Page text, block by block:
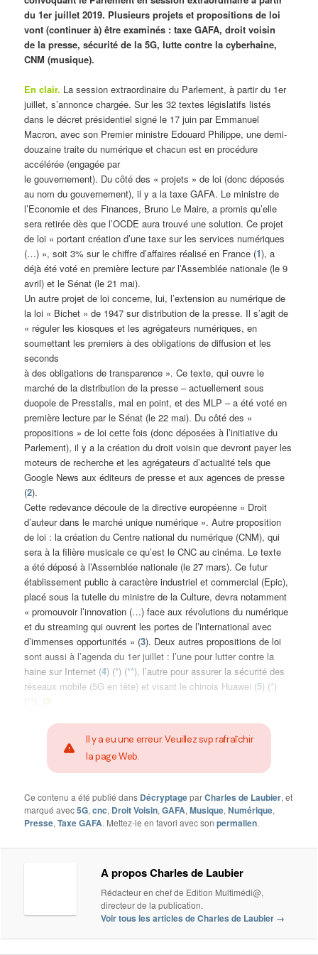
du 1er juillet 2019. Plusieurs projets et propositions de loi
vont (continuer à) être examinés : taxe GAFA, droit voisin
de la presse, sécurité de la 5G, lutte contre la cyberhaine,
CNM (musique).
En clair. La session extraordinaire du Parlement, à partir du 1er
juillet, s’annonce chargée. Sur les 32 textes législatifs listés
dans le décret présidentiel signé le 17 juin par Emmanuel
Macron, avec son Premier ministre Edouard Philippe, une demi-
douzaine traite du numérique et chacun est en procédure
accélérée (engagée par
le gouvernement). Du côté des « projets » de loi (donc déposés
au nom du gouvernement), il y a la taxe GAFA. Le ministre de
l’Economie et des Finances, Bruno Le Maire, a promis qu’elle
sera retirée dès que l’OCDE aura trouvé une solution. Ce projet
de loi « portant création d’une taxe sur les services numériques
(…) », soit 3% sur le chiffre d’affaires réalisé en France (1), a
déjà été voté en première lecture par l’Assemblée nationale (le 9
avril) et le Sénat (le 21 mai).
Un autre projet de loi concerne, lui, l’extension au numérique de
la loi « Bichet » de 1947 sur distribution de la presse. Il s’agit de
« réguler les kiosques et les agrégateurs numériques, en
soumettant les premiers à des obligations de diffusion et les
seconds
à des obligations de transparence ». Ce texte, qui ouvre le
marché de la distribution de la presse – actuellement sous
duopole de Presstalis, mal en point, et des MLP – a été voté en
première lecture par le Sénat (le 22 mai). Du côté des «
propositions » de loi cette fois (donc déposées à l’initiative du
Parlement), il y a la création du droit voisin que devront payer les
moteurs de recherche et les agrégateurs d’actualité tels que
Google News aux éditeurs de presse et aux agences de presse
(2).
Cette redevance découle de la directive européenne « Droit
d’auteur dans le marché unique numérique ». Autre proposition
de loi : la création du Centre national du numérique (CNM), qui
sera à la filière musicale ce qu’est le CNC au cinéma. Le texte
a été déposé à l’Assemblée nationale (le 27 mars). Ce futur
établissement public à caractère industriel et commercial (Epic),
placé sous la tutelle du ministre de la Culture, devra notamment
« promouvoir l’innovation (…) face aux révolutions du numérique
et du streaming qui ouvrent les portes de l’international avec
d’immenses opportunités » (3). Deux autres propositions de loi
sont aussi à l’agenda du 1er juillet : l’une pour lutter contre la
haine sur Internet (4) (*) (**), l’autre pour assurer la sécurité des
réseaux mobile (5G en tête) et visant le chinois Huawei (5) (*)
). @
Il y a eu une erreur. Veuillez svp rafraîchir
la page Web.
Ce contenu a été publié dans DécryptageparCharles de Laubier, et
marqué avec5G,cnc, Droit Voisin,GAFA,Musique,Numérique,
Presse,Taxe GAFA. Mettez-le en favori avec sonpermalien.
A propos Charles de Laubier
Rédacteur en chef de Edition Multimédi@,
directeur de la publication.
Voir tous les articles de Charles de Laubier →